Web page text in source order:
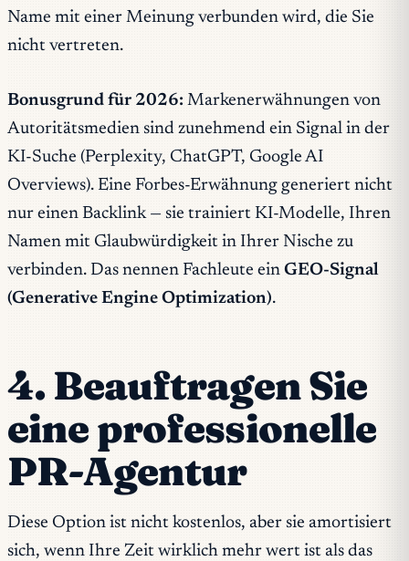
Name mit einer Meinung verbunden wird, die Sie
nicht vertreten.
Bonusgrund für 2026: Markenerwähnungen von
Autoritätsmedien sind zunehmend ein Signal in der
KI-Suche (Perplexity, ChatGPT, Google AI
Overviews). Eine Forbes-Erwähnung generiert nicht
nur einen Backlink — sie trainiert KI-Modelle, Ihren
Namen mit Glaubwürdigkeit in Ihrer Nische zu
verbinden. Das nennen Fachleute ein GEO-Signal
(Generative Engine Optimization).
4. Beauftragen Sie
eine professionelle
PR-Agentur
Diese Option ist nicht kostenlos, aber sie amortisiert
sich, wenn Ihre Zeit wirklich mehr wert ist als das